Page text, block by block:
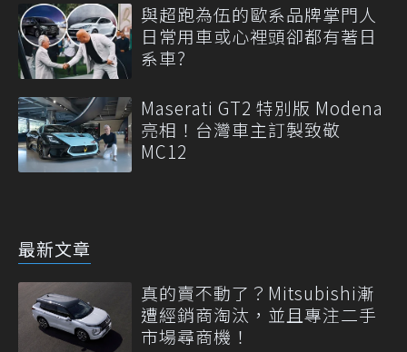
與超跑為伍的歐系品牌掌門人
日常用車或心裡頭卻都有著日
系車?
Maserati GT2 特別版 Modena
亮相！台灣車主訂製致敬
MC12
最新文章
真的賣不動了？Mitsubishi漸
遭經銷商淘汰，並且專注二手
市場尋商機！